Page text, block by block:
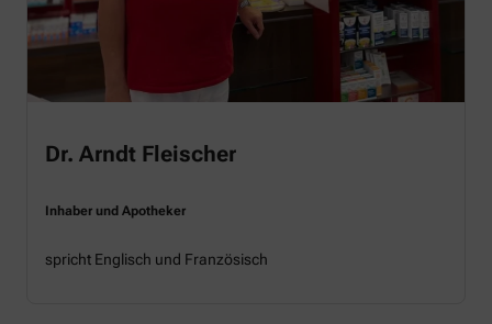
Dr. Arndt Fleischer
Inhaber und Apotheker
spricht Englisch und Französisch